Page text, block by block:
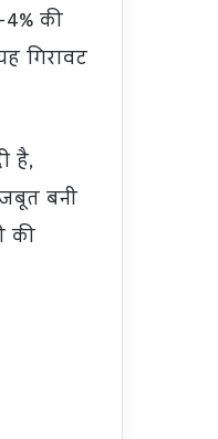
की
गिरावट
है,
बनी
की